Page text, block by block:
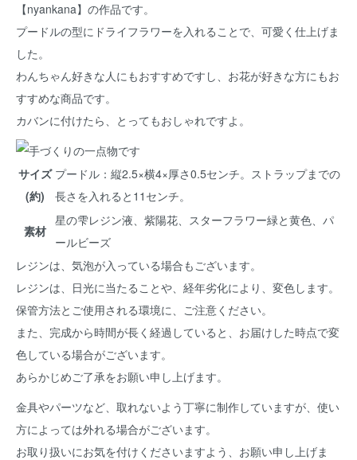
【nyankana】の作品です。
プードルの型にドライフラワーを入れることで、可愛く仕上げま
した。
わんちゃん好きな人にもおすすめですし、お花が好きな方にもお
すすめな商品です。
カバンに付けたら、とってもおしゃれですよ。
サイズ
(約)
プードル：縦2.5×横4×厚さ0.5センチ。ストラップまでの
長さを入れると11センチ。
素材
星の雫レジン液、紫陽花、スターフラワー緑と黄色、パ
ールビーズ
レジンは、気泡が入っている場合もございます。
レジンは、日光に当たることや、経年劣化により、変色します。
保管方法とご使用される環境に、ご注意ください。
また、完成から時間が長く経過していると、お届けした時点で変
色している場合がございます。
あらかじめご了承をお願い申し上げます。
金具やパーツなど、取れないよう丁寧に制作していますが、使い
方によっては外れる場合がございます。
お取り扱いにお気を付けくださいますよう、お願い申し上げま